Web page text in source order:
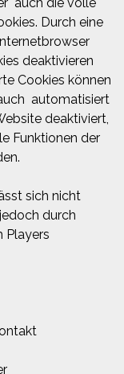
Durch eine
deaktivieren
Cookies können
automatisiert
deaktiviert,
Funktionen der
sich nicht
durch
Players